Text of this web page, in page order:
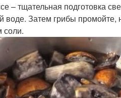
– тщательная подготовка
воде. Затем грибы промойте,
соли.